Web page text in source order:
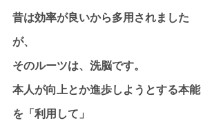
昔は効率が良いから多用されました
が、
そのルーツは、洗脳です。
本人が向上とか進歩しようとする本能
を「利用して」